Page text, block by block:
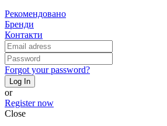
Рекомендовано
Бренди
Контакти
Forgot your password?
Log In
or
Register now
Close